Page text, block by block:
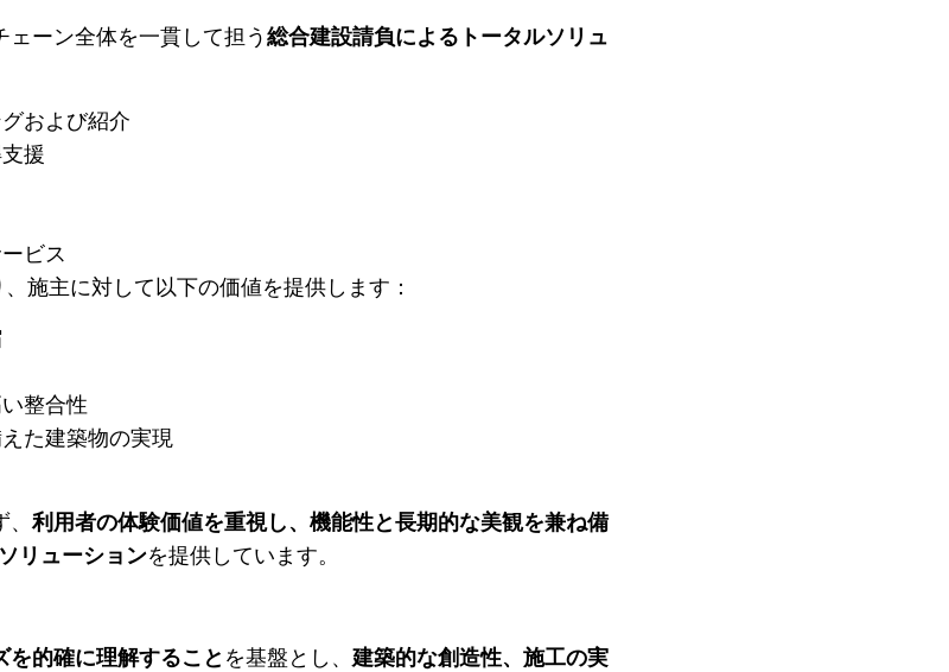
ェーン全体を一貫して担う総合建設請負によるトータルソリュ
および紹介
援
ビス
施主に対して以下の価値を提供します：
整合性
た建築物の実現
、利用者の体験価値を重視し、機能性と長期的な美観を兼ね備
リューションを提供しています。
を的確に理解すること を基盤とし、 建築的な創造性、施工の実